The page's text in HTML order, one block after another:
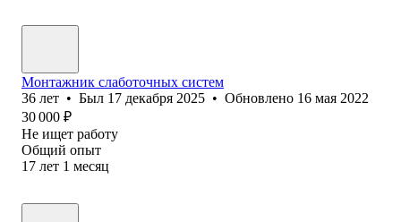
Монтажник слаботочных систем
36 лет • Был 17 декабря 2025 • Обновлено 16 мая 2022
30 000 ₽
Не ищет работу
Общий опыт
17 лет 1 месяц